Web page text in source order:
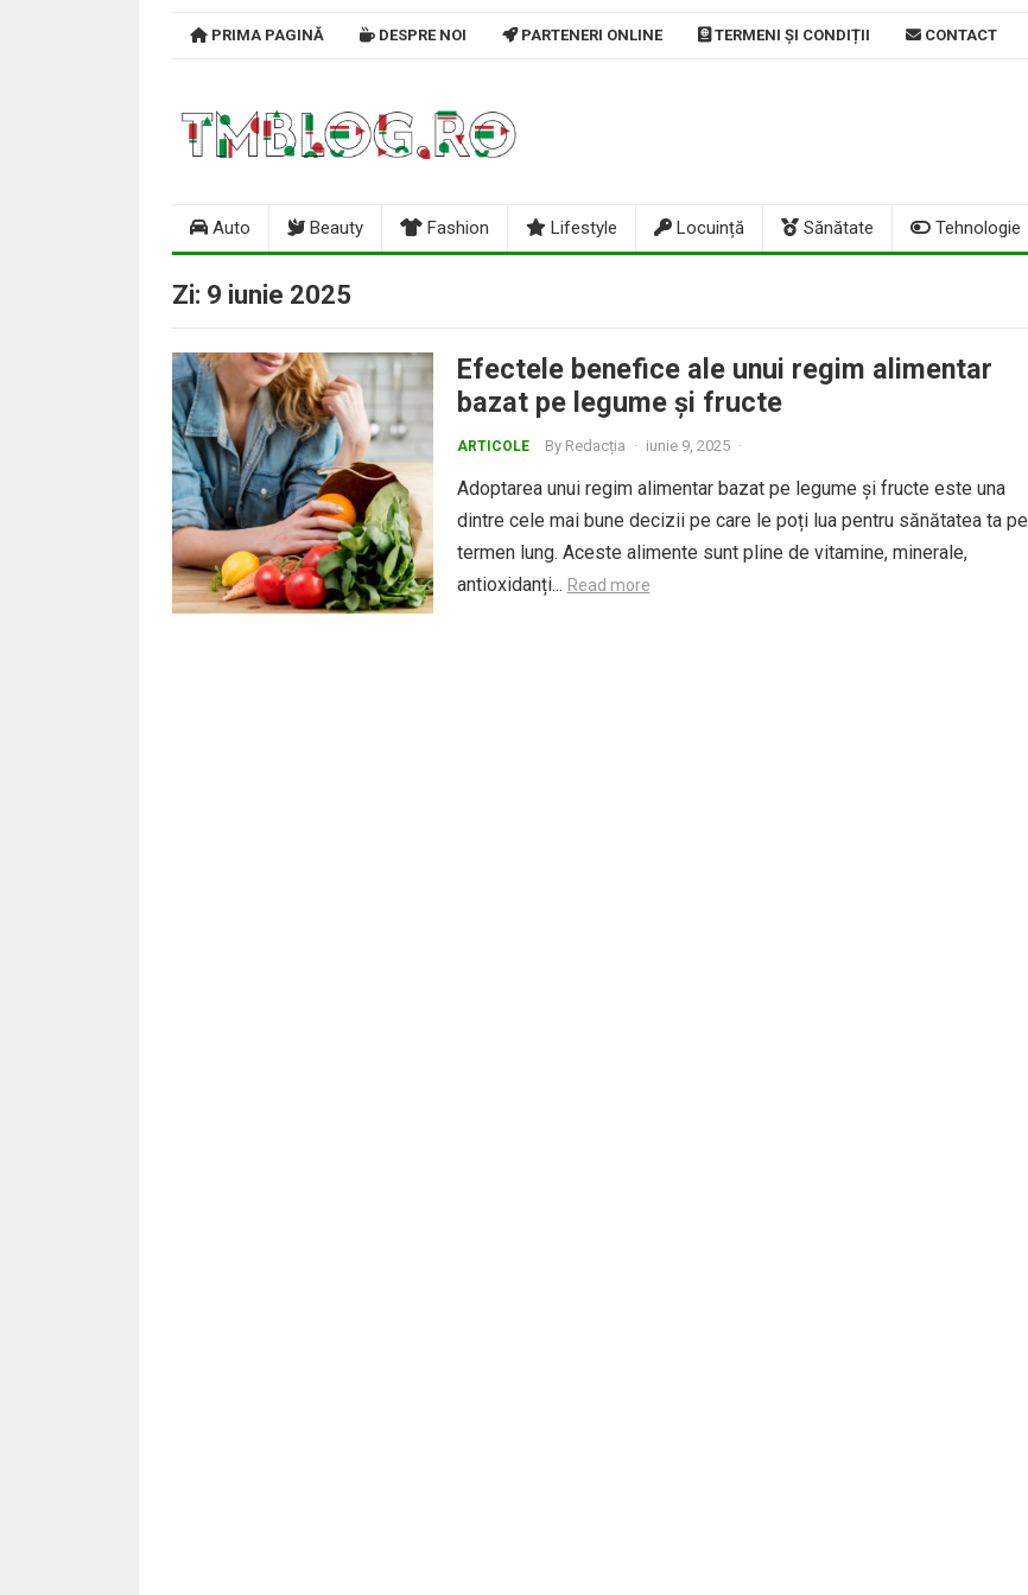
PRIMA PAGINĂ DESPRE NOI PARTENERI ONLINE TERMENI ȘI CONDIȚII CONTACT
Auto Beauty Fashion Lifestyle Locuință Sănătate Tehnologie
Zi: 9 iunie 2025
Efectele benefice ale unui regim alimentar
bazat pe legume și fructe
ARTICOLE By Redacția · iunie 9, 2025 ·
Adoptarea unui regim alimentar bazat pe legume și fructe este una
dintre cele mai bune decizii pe care le poți lua pentru sănătatea ta pe
termen lung. Aceste alimente sunt pline de vitamine, minerale,
antioxidanți... Read more